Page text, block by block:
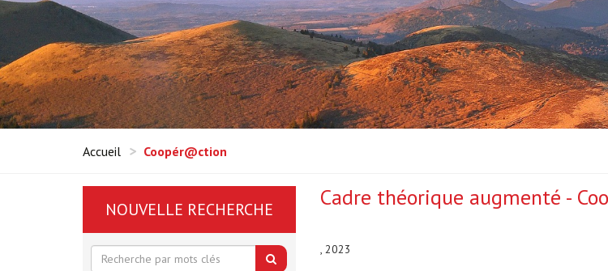
Accueil Coopér@ction
Cadre théorique augmenté -
, 2023
NOUVELLE RECHERCHE